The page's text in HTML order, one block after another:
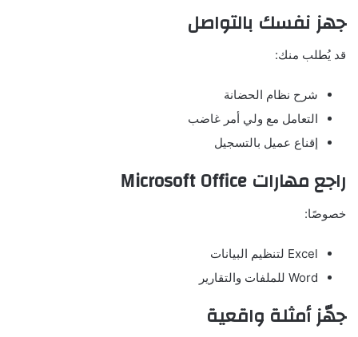
جهز نفسك بالتواصل
قد يُطلب منك:
شرح نظام الحضانة
التعامل مع ولي أمر غاضب
إقناع عميل بالتسجيل
راجع مهارات Microsoft Office
خصوصًا:
Excel لتنظيم البيانات
Word للملفات والتقارير
جهّز أمثلة واقعية